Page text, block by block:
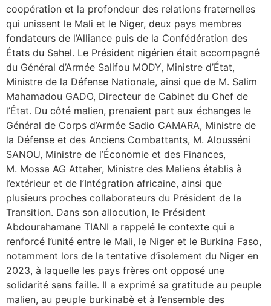
coopération et la profondeur des relations fraternelles
qui unissent le Mali et le Niger, deux pays membres
fondateurs de l’Alliance puis de la Confédération des
États du Sahel. Le Président nigérien était accompagné
du Général d’Armée Salifou MODY, Ministre d’État,
Ministre de la Défense Nationale, ainsi que de M. Salim
Mahamadou GADO, Directeur de Cabinet du Chef de
l’État. Du côté malien, prenaient part aux échanges le
Général de Corps d’Armée Sadio CAMARA, Ministre de
la Défense et des Anciens Combattants, M. Alousséni
SANOU, Ministre de l’Économie et des Finances,
M. Mossa AG Attaher, Ministre des Maliens établis à
l’extérieur et de l’Intégration africaine, ainsi que
plusieurs proches collaborateurs du Président de la
Transition. Dans son allocution, le Président
Abdourahamane TIANI a rappelé le contexte qui a
renforcé l’unité entre le Mali, le Niger et le Burkina Faso,
notamment lors de la tentative d’isolement du Niger en
2023, à laquelle les pays frères ont opposé une
solidarité sans faille. Il a exprimé sa gratitude au peuple
malien, au peuple burkinabè et à l’ensemble des